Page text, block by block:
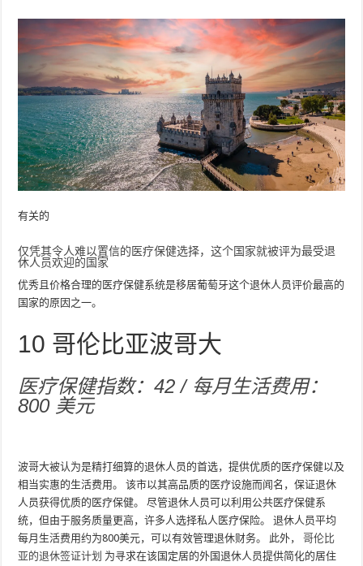
有关的
仅凭其令人难以置信的医疗保健选择，这个国家就被评为最受退
休人员欢迎的国家
优秀且价格合理的医疗保健系统是移居葡萄牙这个退休人员评价最高的
国家的原因之一。
10 哥伦比亚波哥大
医疗保健指数：42 / 每月生活费用：
800 美元
波哥大被认为是精打细算的退休人员的首选，提供优质的医疗保健以及
相当实惠的生活费用。 该市以其高品质的医疗设施而闻名，保证退休
人员获得优质的医疗保健。 尽管退休人员可以利用公共医疗保健系
统，但由于服务质量更高，许多人选择私人医疗保险。 退休人员平均
每月生活费用约为800美元，可以有效管理退休财务。 此外，哥伦比
亚的退休签证计划 为寻求在该国定居的外国退休人员提供简化的居住